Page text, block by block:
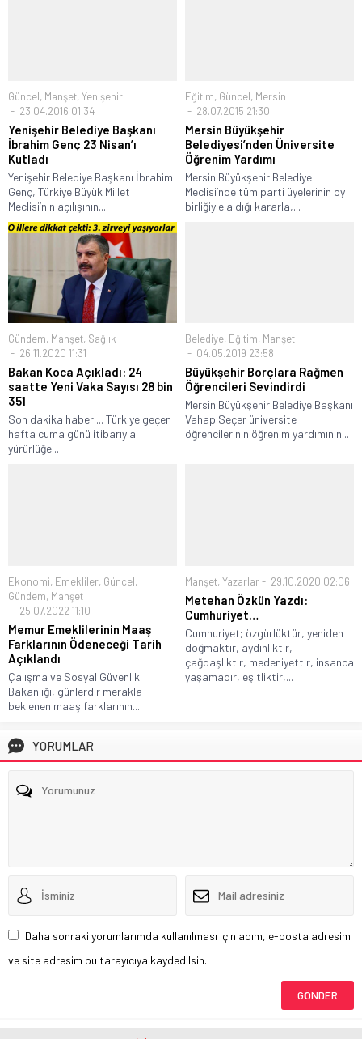
Güncel, Manşet, Yenişehir
23.04.2016 01:34
Yenişehir Belediye Başkanı
İbrahim Genç 23 Nisan’ı
Kutladı
Yenişehir Belediye Başkanı İbrahim
Genç, Türkiye Büyük Millet
Meclisi’nin açılışının...
Eğitim, Güncel, Mersin
28.07.2015 21:30
Mersin Büyükşehir
Belediyesi’nden Üniversite
Öğrenim Yardımı
Mersin Büyükşehir Belediye
Meclisi’nde tüm parti üyelerinin oy
birliğiyle aldığı kararla,...
Gündem, Manşet, Sağlık
26.11.2020 11:31
Bakan Koca Açıkladı: 24
saatte Yeni Vaka Sayısı 28 bin
351
Son dakika haberi... Türkiye geçen
hafta cuma günü itibarıyla
yürürlüğe...
Belediye, Eğitim, Manşet
04.05.2019 23:58
Büyükşehir Borçlara Rağmen
Öğrencileri Sevindirdi
Mersin Büyükşehir Belediye Başkanı
Vahap Seçer üniversite
öğrencilerinin öğrenim yardımının...
Ekonomi, Emekliler, Güncel,
Gündem, Manşet
25.07.2022 11:10
Memur Emeklilerinin Maaş
Farklarının Ödeneceği Tarih
Açıklandı
Çalışma ve Sosyal Güvenlik
Bakanlığı, günlerdir merakla
beklenen maaş farklarının...
Manşet, Yazarlar 29.10.2020 02:06
Metehan Özkün Yazdı:
Cumhuriyet…
Cumhuriyet; özgürlüktür, yeniden
doğmaktır, aydınlıktır,
çağdaşlıktır, medeniyettir, insanca
yaşamadır, eşitliktir,...
YORUMLAR
Daha sonraki yorumlarımda kullanılması için adım, e-posta adresim
ve site adresim bu tarayıcıya kaydedilsin.
Henüz yorum yapılmamış. İlk yorumu yukarıdaki form aracılığıyla siz